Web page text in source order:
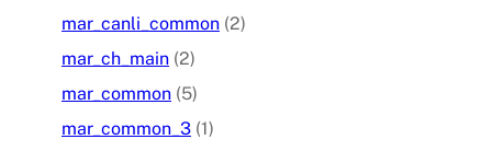
mar_canli_common (2)
mar_ch_main (2)
mar_common (5)
mar_common_3 (1)